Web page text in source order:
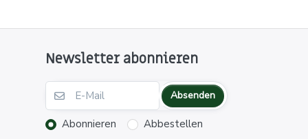
Newsletter abonnieren
Absenden
Abonnieren Abbestellen